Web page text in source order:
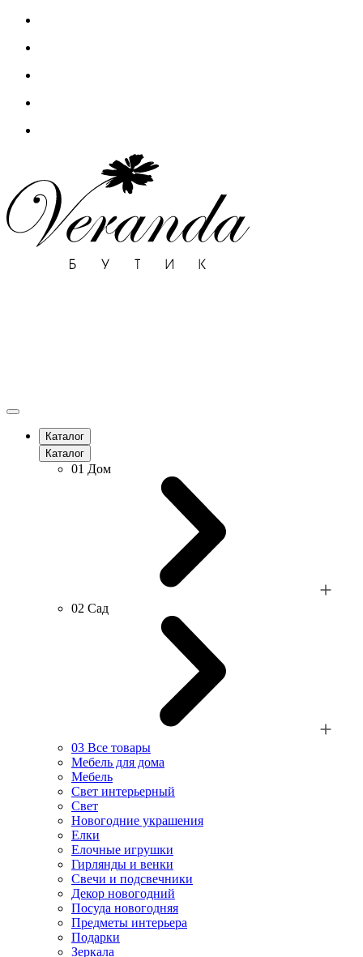
Каталог
Каталог
01 Дом
02 Сад
03 Все товары
Мебель для дома
Мебель
Свет интерьерный
Свет
Новогодние украшения
Елки
Елочные игрушки
Гирлянды и венки
Свечи и подсвечники
Декор новогодний
Посуда новогодняя
Предметы интерьера
Подарки
Зеркала